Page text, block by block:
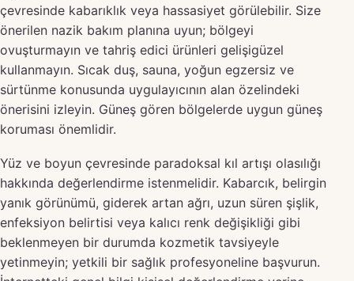
çevresinde kabarıklık veya hassasiyet görülebilir. Size
önerilen nazik bakım planına uyun; bölgeyi
ovuşturmayın ve tahriş edici ürünleri gelişigüzel
kullanmayın. Sıcak duş, sauna, yoğun egzersiz ve
sürtünme konusunda uygulayıcının alan özelindeki
önerisini izleyin. Güneş gören bölgelerde uygun güneş
koruması önemlidir.
Yüz ve boyun çevresinde paradoksal kıl artışı olasılığı
hakkında değerlendirme istenmelidir. Kabarcık, belirgin
yanık görünümü, giderek artan ağrı, uzun süren şişlik,
enfeksiyon belirtisi veya kalıcı renk değişikliği gibi
beklenmeyen bir durumda kozmetik tavsiyeyle
yetinmeyin; yetkili bir sağlık profesyoneline başvurun.